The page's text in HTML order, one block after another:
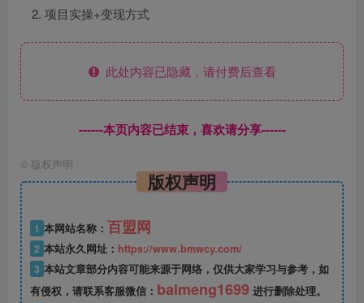
项目实操+变现方式
此处内容已隐藏，请付费后查看
------本页内容已结束，喜欢请分享------
© 版权声明
版权声明
1 本网站名称： 百盟网
2 本站永久网址： https://www.bmwcy.com/
3 本站文章部分内容可能来源于网络，仅供大家学习与参考，如
有侵权，请联系客服微信： baimeng1699 进行删除处理。